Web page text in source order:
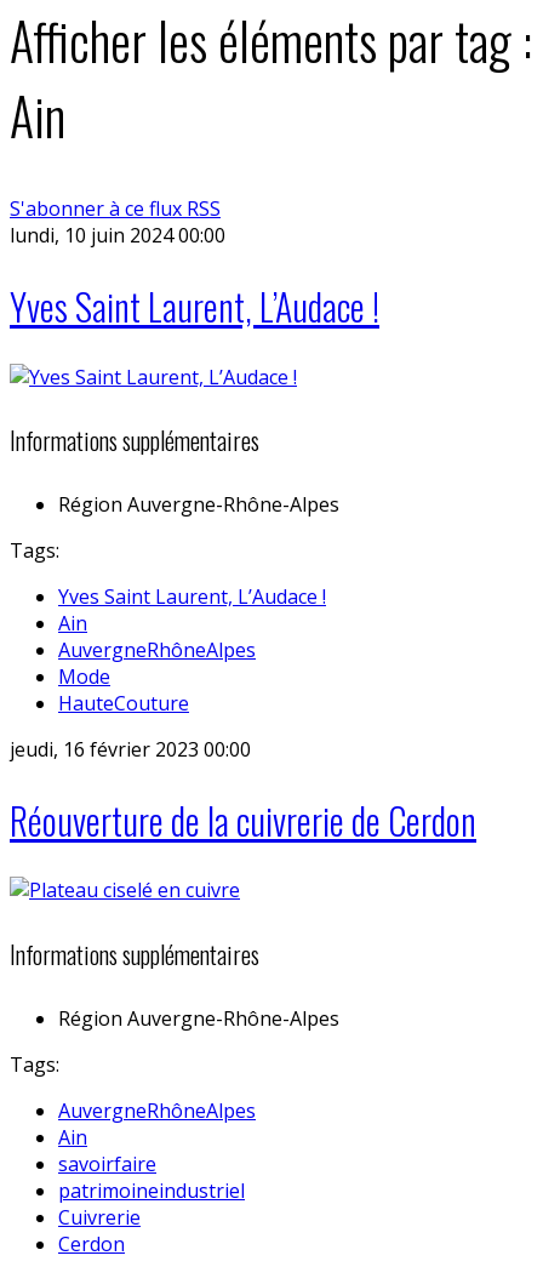
Afficher les éléments par tag :
Ain
S'abonner à ce flux RSS
lundi, 10 juin 2024 00:00
Yves Saint Laurent, L’Audace !
Informations supplémentaires
Région Auvergne-Rhône-Alpes
Tags:
Yves Saint Laurent, L’Audace !
Ain
AuvergneRhôneAlpes
Mode
HauteCouture
jeudi, 16 février 2023 00:00
Réouverture de la cuivrerie de Cerdon
Informations supplémentaires
Région Auvergne-Rhône-Alpes
Tags:
AuvergneRhôneAlpes
Ain
savoirfaire
patrimoineindustriel
Cuivrerie
Cerdon